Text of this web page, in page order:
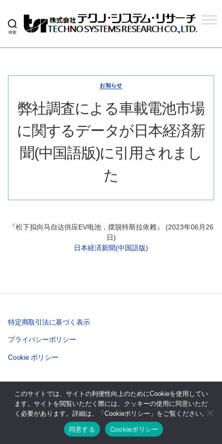
検索
式
テ
ク
シ
ス
ム
リ
サ
ー
お知らせ
弊社調査による車載電池市場
に関するデータが日本経済新
聞(中国語版)に引用されまし
た
『松下拟向马自达供应EV电池，摆脱特斯拉依赖』 (2023年06月26
日)
日本経済新聞(中国語版)
特定商取引法に基づく表示
プライバシーポリシー
Cookie ポリシー
© 2026年株式会社テクノシステムリサーチ 上
このサイトでは、サイトの利便性向上のためにCookieを使用してい
ます。サイトを閲覧いただく際には、クッキーの使用に同意いただ
く必要があります。詳細は、「Cookieポリシー」をご覧ください。
同意する Cookieポリシー